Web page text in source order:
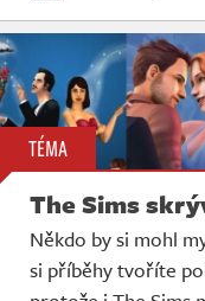
TÉMA
The Sims
Někdo by si mohl
si příběhy tvoříte